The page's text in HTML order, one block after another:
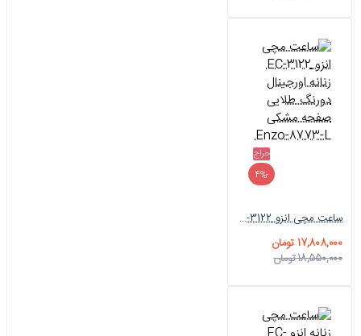
حراج
-4%
ساعت مچی انزو EC-3122 زنانه اورجینال دورنگ طلایی صفحه مشکی Enzo-8773-L
17,808,000 تومان
18,550,000 تومان